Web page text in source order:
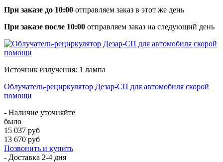
При заказе до 10:00 отправляем заказ в этот же день
При заказе после 10:00 отправляем заказ на следующий день
Источник излучения: 1 лампа
Облучатель-рециркулятор Дезар-СП для автомобиля скорой
помощи
- Наличие уточняйте
было
15 037 руб
13 670 руб
Позвонить и купить
- Доставка 2-4 дня